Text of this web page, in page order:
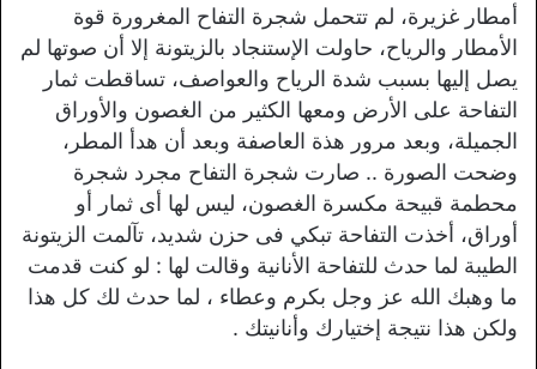
أمطار غزيرة، لم تتحمل شجرة التفاح المغرورة قوة
الأمطار والرياح، حاولت الإستنجاد بالزيتونة إلا أن صوتها لم
يصل إليها بسبب شدة الرياح والعواصف، تساقطت ثمار
التفاحة على الأرض ومعها الكثير من الغصون والأوراق
الجميلة، وبعد مرور هذة العاصفة وبعد أن هدأ المطر،
وضحت الصورة .. صارت شجرة التفاح مجرد شجرة
محطمة قبيحة مكسرة الغصون، ليس لها أى ثمار أو
أوراق، أخذت التفاحة تبكي فى حزن شديد، تآلمت الزيتونة
الطيبة لما حدث للتفاحة الأنانية وقالت لها : لو كنت قدمت
ما وهبك الله عز وجل بكرم وعطاء ، لما حدث لك كل هذا
ولكن هذا نتيجة إختيارك وأنانيتك .